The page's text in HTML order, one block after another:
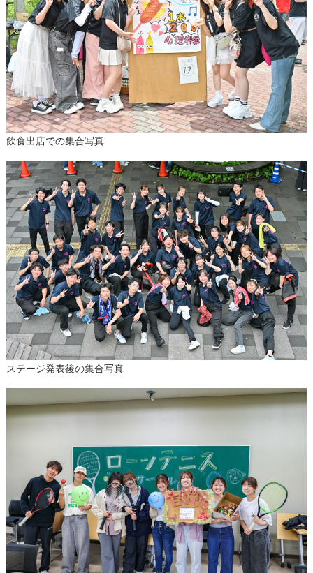
飲食出店での集合写真
ステージ発表後の集合写真